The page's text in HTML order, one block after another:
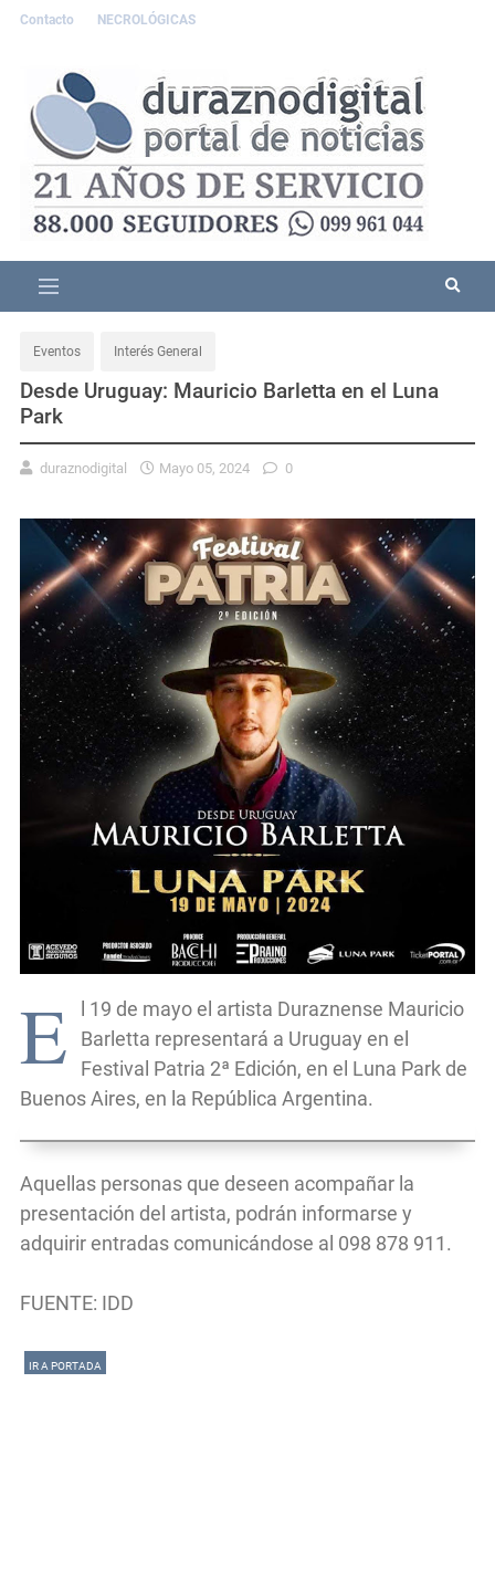
Contacto NECROLÓGICAS
Eventos Interés General
Desde Uruguay: Mauricio Barletta en el Luna
Park
duraznodigital Mayo 05, 2024 0
E
l 19 de mayo el artista Duraznense Mauricio
Barletta representará a Uruguay en el
Festival Patria 2ª Edición, en el Luna Park de
Buenos Aires, en la República Argentina.
Aquellas personas que deseen acompañar la
presentación del artista, podrán informarse y
adquirir entradas comunicándose al 098 878 911.
FUENTE: IDD
IR A PORTADA